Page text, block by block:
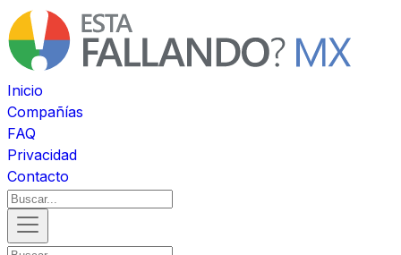
Inicio
Compañías
FAQ
Privacidad
Contacto